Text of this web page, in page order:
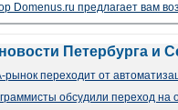
Domenus.ru предлагает вам
Петербурга и
рынок переходит от
обсудили переход на